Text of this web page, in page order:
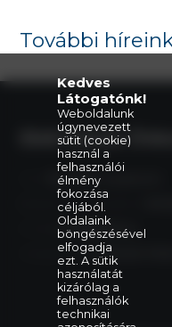
További
Eleki Közös
5742 Elek, Gyulai út 2.
Központi telefonszám:
E-mail:elek@elek.hu
Hivatali Kapu:
Kedves
Látogatónk!
Weboldalunk
úgynevezett
sütit (cookie)
használ a
felhasználói
élmény
fokozása
céljából.
Oldalaink
böngészésével
elfogadja
ezt. A sütik
használatát
kizárólag a
felhasználók
technikai